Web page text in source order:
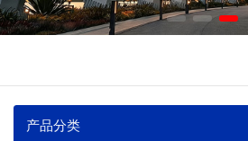
产品分类